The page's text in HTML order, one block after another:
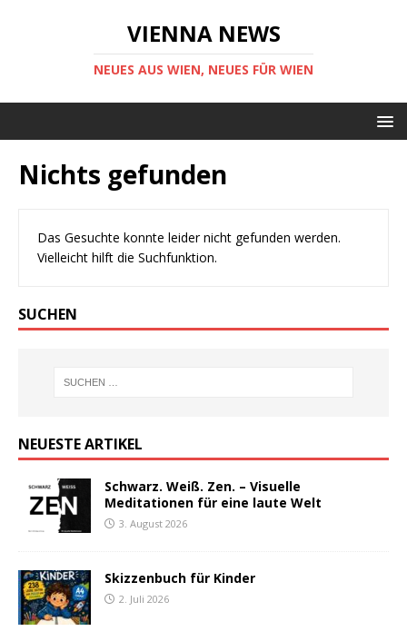
VIENNA NEWS
NEUES AUS WIEN, NEUES FÜR WIEN
Nichts gefunden
Das Gesuchte konnte leider nicht gefunden werden.
Vielleicht hilft die Suchfunktion.
SUCHEN
NEUESTE ARTIKEL
Schwarz. Weiß. Zen. – Visuelle
Meditationen für eine laute Welt
3. August 2026
Skizzenbuch für Kinder
2. Juli 2026